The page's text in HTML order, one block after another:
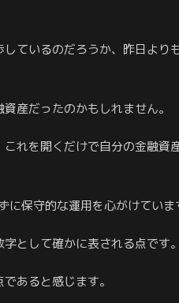
ているのだろうか、昨日より
産だったのかもしれません。
れを開くだけで自分の金融資
保守的な運用を心がけていま
として確かに表される点です。
あると感じます。